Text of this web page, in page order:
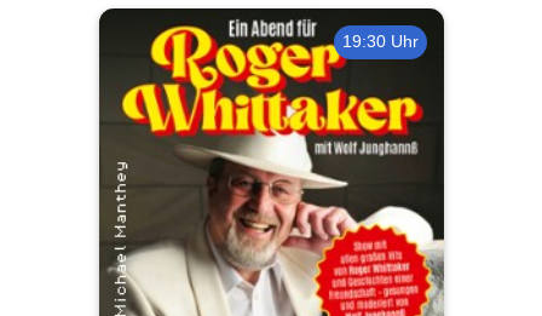
19:30 Uhr